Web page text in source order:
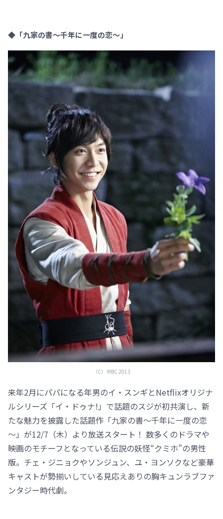
◆「九家の書～千年に一度の恋～」
（C） MBC 2013
来年2月にパパになる年男のイ・スンギとNetflixオリジナ
ルシリーズ「イ・ドゥナ!」で話題のスジが初共演し、新
たな魅力を披露した話題作「九家の書～千年に一度の恋
～」が12/7（木）より放送スタート！ 数多くのドラマや
映画のモチーフとなっている伝説の妖怪“クミホ”の男性
版。チェ・ジニョクやソンジュン、ユ・ヨンソクなど豪華
キャストが勢揃いしている見応えありの胸キュンラブファ
ンタジー時代劇。